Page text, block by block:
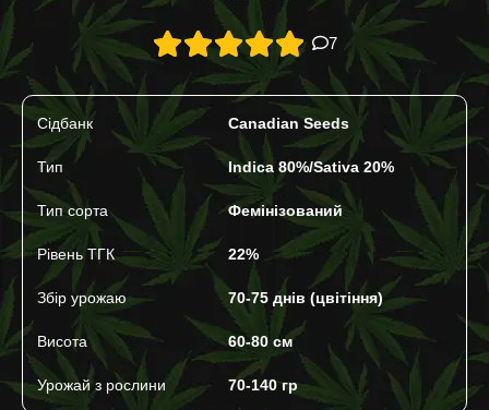
7
Сідбанк Canadian Seeds
Тип Indica 80%/Sativa 20%
Тип сорта Фемінізований
Рівень ТГК 22%
Збір урожаю 70-75 днів (цвітіння)
Висота 60-80 cм
Урожай з рослини 70-140 гр